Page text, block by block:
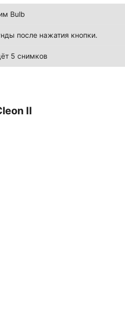
Bulb
после нажатия кнопки.
5 снимков
II